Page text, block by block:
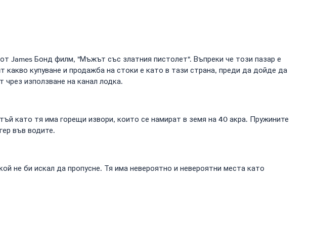
James Бонд филм, "Мъжът със златния пистолет". Въпреки че този пазар е
купуване и продажба на стоки е като в тази страна, преди да дойде да
използване на канал лодка.
като тя има горещи извори, които се намират в земя на 40 акра. Пружините
във водите.
не би искал да пропусне. Тя има невероятно и невероятни места като